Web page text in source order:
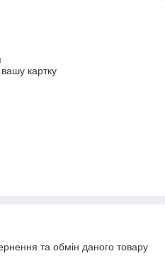
картку
та обмін даного товару